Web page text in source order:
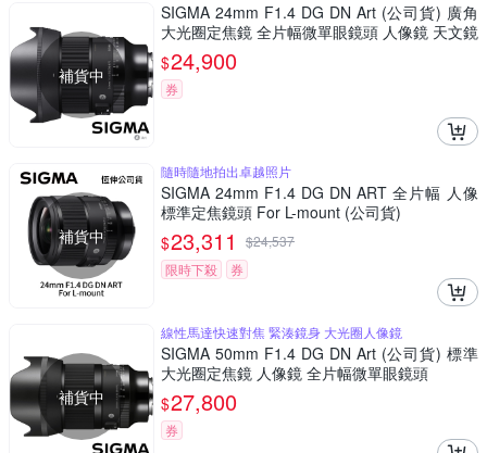
補貨中
SIGMA 24mm F1.4 DG DN Art (公司貨) 廣角
大光圈定焦鏡 全片幅微單眼鏡頭 人像鏡 天文鏡
$24,900
券
補貨中
隨時隨地拍出卓越照片
SIGMA 24mm F1.4 DG DN ART 全片幅 人像
標準定焦鏡頭 For L-mount (公司貨)
$23,311 $24,537
限時下殺
券
補貨中
線性馬達快速對焦 緊湊鏡身 大光圈人像鏡
SIGMA 50mm F1.4 DG DN Art (公司貨) 標準
大光圈定焦鏡 人像鏡 全片幅微單眼鏡頭
$27,800
券